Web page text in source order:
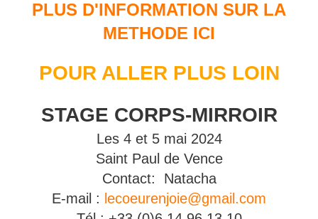
PLUS D'INFORMATION SUR LA
METHODE ICI
POUR ALLER PLUS LOIN
STAGE CORPS-MIRROIR
Les 4 et 5 mai 2024
Saint Paul de Vence
Contact: Natacha
E-mail : lecoeurenjoie@gmail.com